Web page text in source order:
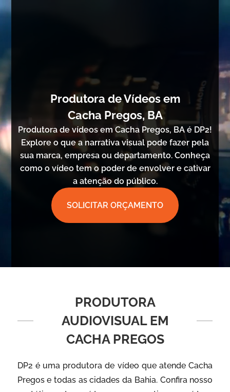
Produtora de Vídeos em
Cacha Pregos, BA
Produtora de vídeos em Cacha Pregos, BA é DP2!
Explore o que a narrativa visual pode fazer pela
sua marca, empresa ou departamento. Conheça
como o vídeo tem o poder de envolver e cativar
a atenção do público.
SOLICITAR ORÇAMENTO
PRODUTORA
AUDIOVISUAL EM
CACHA PREGOS
DP2 é uma produtora de vídeo que atende Cacha
Pregos e todas as cidades da Bahia. Confira nosso